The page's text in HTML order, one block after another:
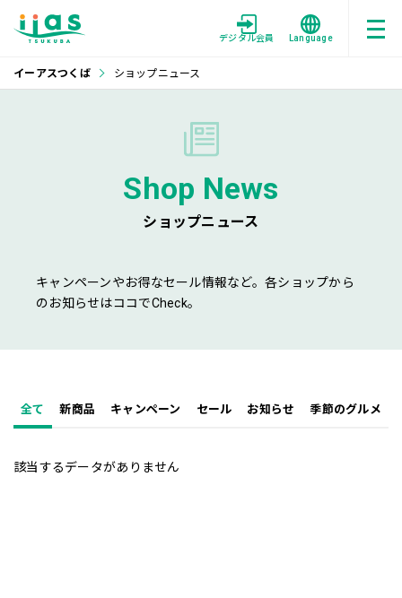
デジタル会員 Language
イーアスつくば ショップニュース
Shop News
ショップニュース
キャンペーンやお得なセール情報など。各ショップから
のお知らせはココでCheck。
全て 新商品 キャンペーン セール お知らせ 季節のグルメ
該当するデータがありません